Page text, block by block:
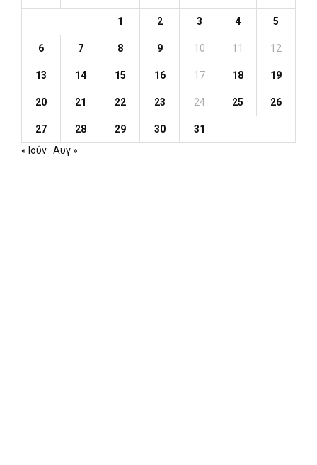
1 2 3 4 5
6 7 8 9 10 11 12
13 14 15 16 17 18 19
20 21 22 23 24 25 26
27 28 29 30
31
« Ιούν Αυγ »